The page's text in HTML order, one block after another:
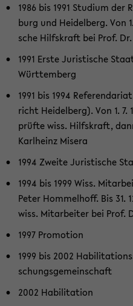
1986 bis 1991 Stu­di­um
burg und Hei­del­berg. Von
sche Hilfs­kraft bei Prof.
1991 Erste Ju­ris­ti­sche
Württemberg
1991 bis 1994
richt Hei­del­berg). Von 1. 7.
prüf­te wiss. Hilfs­kraft,
Karl­heinz Mi­se­ra
1994 Zwei­te Ju­ris­ti­sche
1994 bis 1999 Wiss.
Peter Hom­mel­hoff. Bis 31.
wiss. Mit­ar­bei­ter bei Prof.
1997 Pro­mo­ti­on
1999 bis 2002
schungs­ge­mein­schaft
2002 Ha­bi­li­ta­ti­on